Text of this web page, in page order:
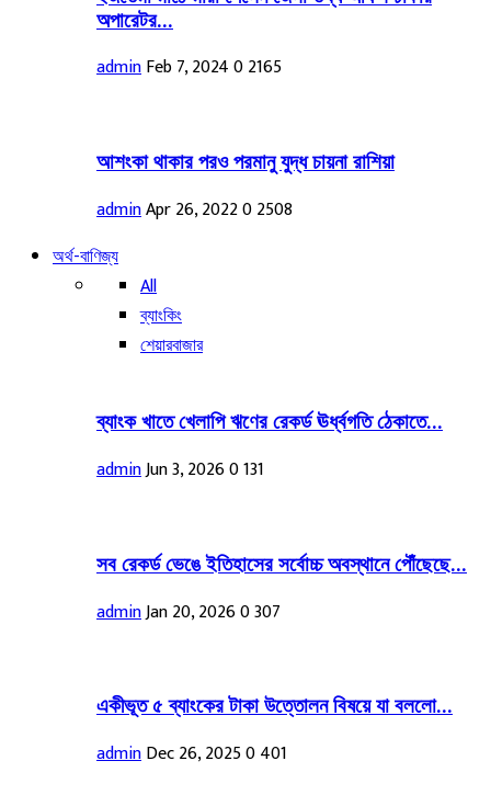
অপারেটর...
adminFeb 7, 202402165
আশংকা থাকার পরও পরমানু যুদ্ধ চায়না রাশিয়া
adminApr 26, 202202508
অর্থ-বাণিজ্য
All
ব্যাংকিং
শেয়ারবাজার
ব্যাংক খাতে খেলাপি ঋণের রেকর্ড ঊর্ধ্বগতি ঠেকাতে...
adminJun 3, 20260131
সব রেকর্ড ভেঙে ইতিহাসের সর্বোচ্চ অবস্থানে পৌঁছেছে...
adminJan 20, 20260307
একীভূত ৫ ব্যাংকের টাকা উত্তোলন বিষয়ে যা বললো...
adminDec 26, 20250401